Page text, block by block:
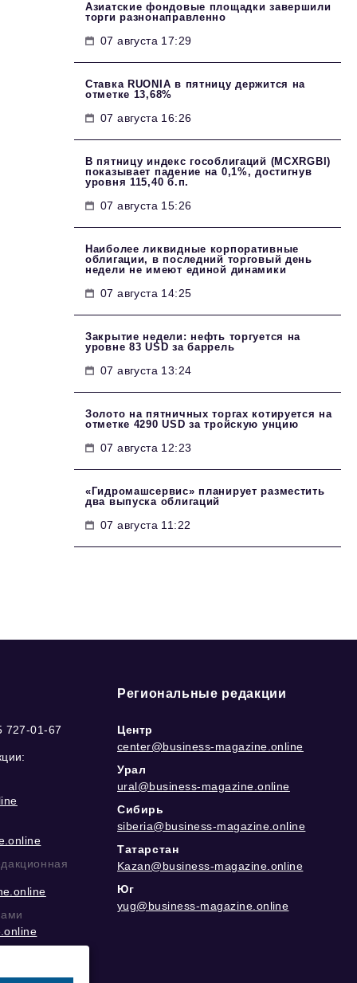
Азиатские фондовые площадки завершили
торги разнонаправленно
07 августа 17:29
Ставка RUONIA в пятницу держится на
отметке 13,68%
07 августа 16:26
В пятницу индекс гособлигаций (MCXRGBI)
показывает падение на 0,1%, достигнув
уровня 115,40 б.п.
07 августа 15:26
Наиболее ликвидные корпоративные
облигации, в последний торговый день
недели не имеют единой динамики
07 августа 14:25
Закрытие недели: нефть торгуется на
уровне 83 USD за баррель
07 августа 13:24
Золото на пятничных торгах котируется на
отметке 4290 USD за тройскую унцию
07 августа 12:23
«Гидромашсервис» планирует разместить
два выпуска облигаций
07 августа 11:22
727-01-67
Региональные редакции
Центр
center@business-magazine.online
Урал
ural@business-magazine.online
Сибирь
siberia@business-magazine.online
Татарстан
Kazan@business-magazine.online
Юг
yug@business-magazine.online